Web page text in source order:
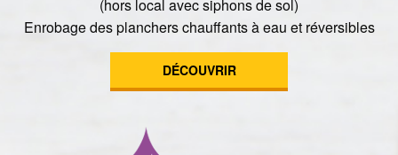
(hors local avec siphons de sol)
Enrobage des planchers chauffants à eau et réversibles
DÉCOUVRIR